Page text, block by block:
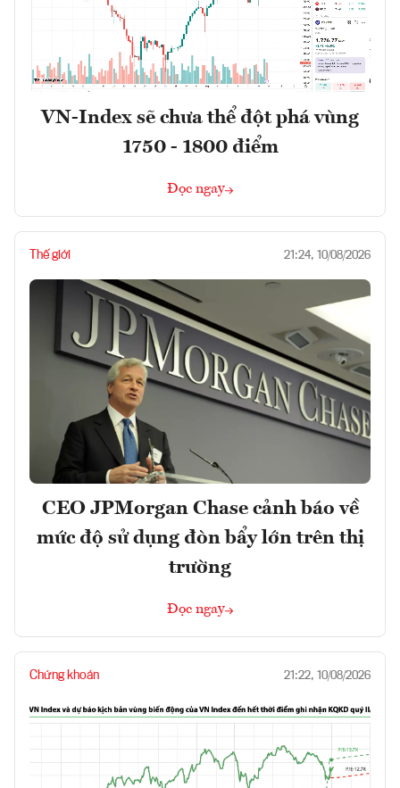
VN-Index sẽ chưa thể đột phá vùng
1750 - 1800 điểm
Đọc ngay
Thế giới 21:24, 10/08/2026
CEO JPMorgan Chase cảnh báo về
mức độ sử dụng đòn bẩy lớn trên thị
trường
Đọc ngay
Chứng khoán 21:22, 10/08/2026